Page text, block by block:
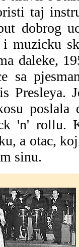
taj
dobrog
i muzicku
daleke,
sa
Presleya.
poslala
'n' rollu.
a otac,
sinu.